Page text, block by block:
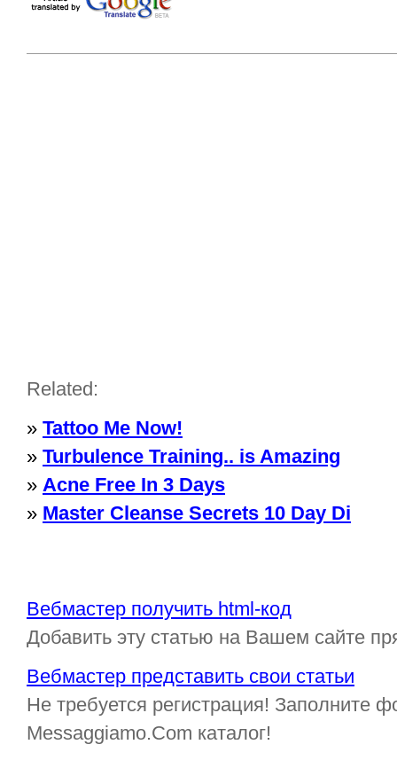
Related:
» Tattoo Me Now!
» Turbulence Training.. is Amazing
» Acne Free In 3 Days
» Master Cleanse Secrets 10 Day Di
Вебмастер получить html-код
Добавить эту статью на Вашем сайте
Вебмастер представить свои статьи
Не требуется регистрация! Заполните
Messaggiamo.Com каталог!